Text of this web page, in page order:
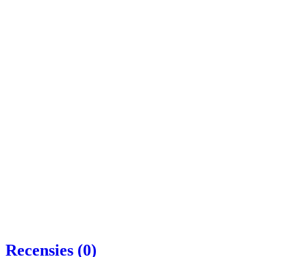
Recensies (0)